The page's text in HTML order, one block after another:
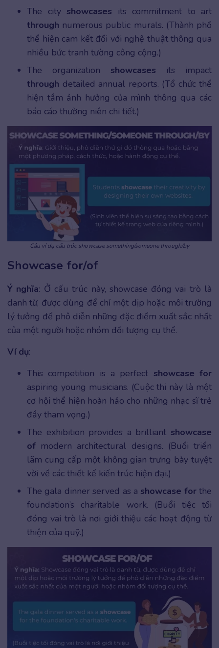
The city showcases its commitment to art
through numerous public murals. (Thành phố
thể hiện cam kết đối với nghệ thuật thông qua
nhiều bức tranh tường công cộng.)
The organization showcases its impact
through detailed annual reports. (Tổ chức thể
hiện tầm ảnh hưởng của mình thông qua các
báo cáo thường niên chi tiết.)
Câu ví dụ cấu trúc showcase something/someone through/by
Showcase for/of
Ý nghĩa: Ở cấu trúc này, showcase đóng vai trò là
danh từ, được dùng để chỉ một dịp hoặc môi trường
lý tưởng để phô diễn những đặc điểm xuất sắc nhất
của một người hoặc nhóm đối tượng cụ thể.
Ví dụ:
This competition is a perfect showcase for
aspiring young musicians. (Cuộc thi này là một
cơ hội thể hiện hoàn hảo cho những nhạc sĩ trẻ
đầy tham vọng.)
The exhibition provides a brilliant showcase
of modern architectural designs. (Buổi triển
lãm cung cấp một không gian trưng bày tuyệt
vời về các thiết kế kiến trúc hiện đại.)
The gala dinner served as a showcase forthe
foundation’s charitable work. (Buổi tiệc tối
đóng vai trò là nơi giới thiệu các hoạt động từ
thiện của quỹ.)